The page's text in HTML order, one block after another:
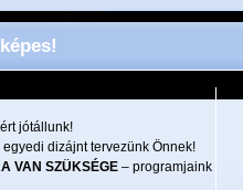
jótállunk!
egyedi dizájnt tervezünk Önnek!
VAN SZÜKSÉGE – programjaink